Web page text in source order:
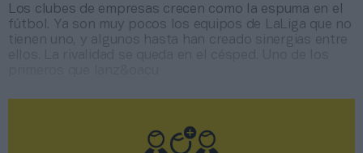
Los clubes de empresas crecen como la espuma en el
fútbol. Ya son muy pocos los equipos de LaLiga que no
tienen uno, y algunos hasta han creado sinergias entre